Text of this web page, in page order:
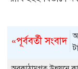
«পূর্ববর্তী সংবাদ